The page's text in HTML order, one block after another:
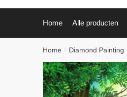
Home Alle producten
Home / Diamond Painting